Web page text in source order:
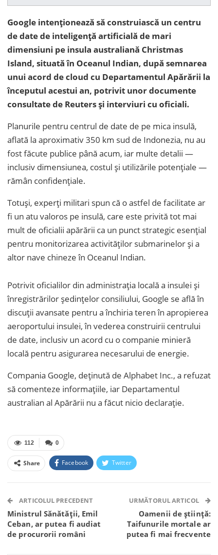
Google intenționează să construiască un centru
de date de inteligență artificială de mari
dimensiuni pe insula australiană Christmas
Island, situată în Oceanul Indian, după semnarea
unui acord de cloud cu Departamentul Apărării la
începutul acestui an, potrivit unor documente
consultate de Reuters și interviuri cu oficiali.
Planurile pentru centrul de date de pe mica insulă,
aflată la aproximativ 350 km sud de Indonezia, nu au
fost făcute publice până acum, iar multe detalii —
inclusiv dimensiunea, costul și utilizările potențiale —
rămân confidențiale.
Totuși, experți militari spun că o astfel de facilitate ar
fi un atu valoros pe insulă, care este privită tot mai
mult de oficialii apărării ca un punct strategic esențial
pentru monitorizarea activităților submarinelor și a
altor nave chineze în Oceanul Indian.
Potrivit oficialilor din administrația locală a insulei și
înregistrărilor ședințelor consiliului, Google se află în
discuții avansate pentru a închiria teren în apropierea
aeroportului insulei, în vederea construirii centrului
de date, inclusiv un acord cu o companie minieră
locală pentru asigurarea necesarului de energie.
Compania Google, deținută de Alphabet Inc., a refuzat
să comenteze informațiile, iar Departamentul
australian al Apărării nu a făcut nicio declarație.
0
112
Share Facebook Twitter
Telegram WhatsApp Viber
ARTICOLUL PRECEDENT
Ministrul Sănătății, Emil
Ceban, ar putea fi audiat
de procurorii români
URMĂTORUL ARTICOL
Oamenii de știință:
Taifunurile mortale ar
putea fi mai frecvente